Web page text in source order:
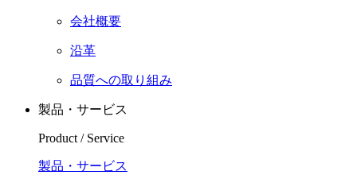
会社概要
沿革
品質への取り組み
製品・サービス
Product / Service
製品・サービス